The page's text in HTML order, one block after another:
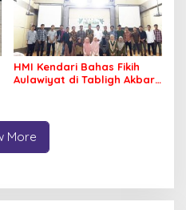
HMI Kendari Bahas Fikih
Aulawiyat di Tabligh Akbar
More